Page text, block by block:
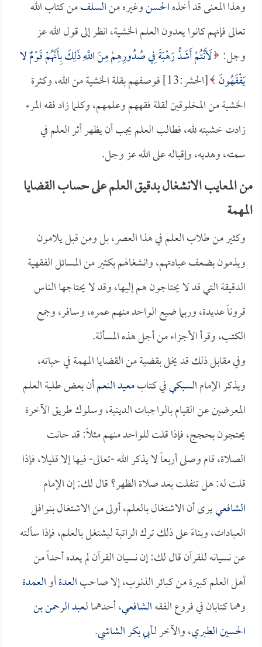
وهذا المعنى قد أخذهالحسنوغيره منالسلفمن كتاب الله
تعالى فإنهم كانوا يعدون العلم الخشية، انظر إلى قول الله عز
وجل: لَأَنْتُمْ أَشَدُّ رَهْبَةً فِي صُدُورِهِمْ مِنَ اللَّهِ ذَلِكَ بِأَنَّهُمْ قَوْمٌ لا
يَفْقَهُونَ
[الحشر:13] فوصفهم بقلة الخشية من الله، وكثرة
الخشية من المخلوقين لقلة فقههم وعلمهم، وكلما زاد فقه المرء
زادت خشيته لله، فطالب العلم يجب أن يظهر أثر العلم في
سمته، وهديه، وإقباله على الله عز وجل.
من المعايب الانشغال بدقيق العلم على حساب القضايا
المهمة
وكثير من طلاب العلم في هذا العصر، بل ومن قبل يلامون
ويذمون بضعف عبادتهم، وانشغالهم بكثير من المسائل الفقهية
الدقيقة التي قد لا يحتاجون هم إليها، وقد لا يحتاجها الناس
قروناً عديدة، وربما ضيع الواحد منهم عمره، وسافر، وجمع
الكتب، وقرأ الأجزاء من أجل هذه المسألة.
وفي مقابل ذلك قد يخل بقضية من القضايا المهمة في حياته،
ويذكر الإمامالسبكيفي كتابمعيد النعمأن بعض طلبة العلم
المعرضين عن القيام بالواجبات الدينية، وسلوك طريق الآخرة
يحتجون بحجج، فإذا قلت للواحد منهم مثلاً: قد حانت
الصلاة، قام وصلى أربعاً لا يذكر الله -تعالى- فيها إلا قليلا، فإذا
قلت له: هل تنفلت بعد صلاة الظهر؟ قال لك: إن الإمام
الشافعييرى أن الاشتغال بالعلم، أولى من الاشتغال بنوافل
العبادات، وبناءً على ذلك ترك الراتبة ليشتغل بالعلم، فإذا سألته
عن نسيانه للقرآن قال لك: إن نسيان القرآن لم يعده أحداً من
أهل العلم كبيرة من كبائر الذنوب، إلا صاحبالعدةأوالعمدة
وهما كتابان في فروع الفقهالشافعي، أحدهما لـعبد الرحمن بن
الحسين الطبري، والآخر لـأبي بكر الشاشي.